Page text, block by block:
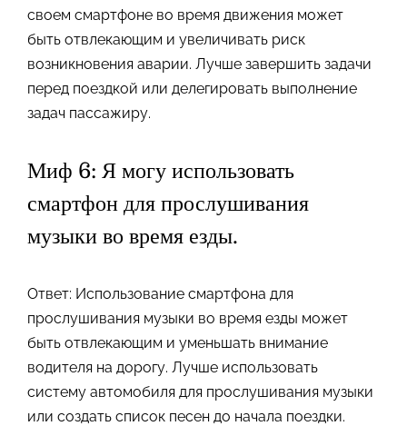
своем смартфоне во время движения может
быть отвлекающим и увеличивать риск
возникновения аварии. Лучше завершить задачи
перед поездкой или делегировать выполнение
задач пассажиру.
Миф 6: Я могу использовать
смартфон для прослушивания
музыки во время езды.
Ответ: Использование смартфона для
прослушивания музыки во время езды может
быть отвлекающим и уменьшать внимание
водителя на дорогу. Лучше использовать
систему автомобиля для прослушивания музыки
или создать список песен до начала поездки.